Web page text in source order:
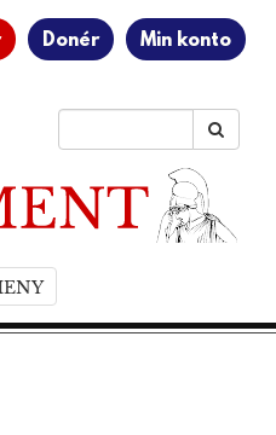
Donér Min konto
T
o